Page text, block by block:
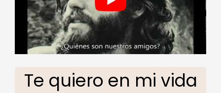
Te quiero en mi vida